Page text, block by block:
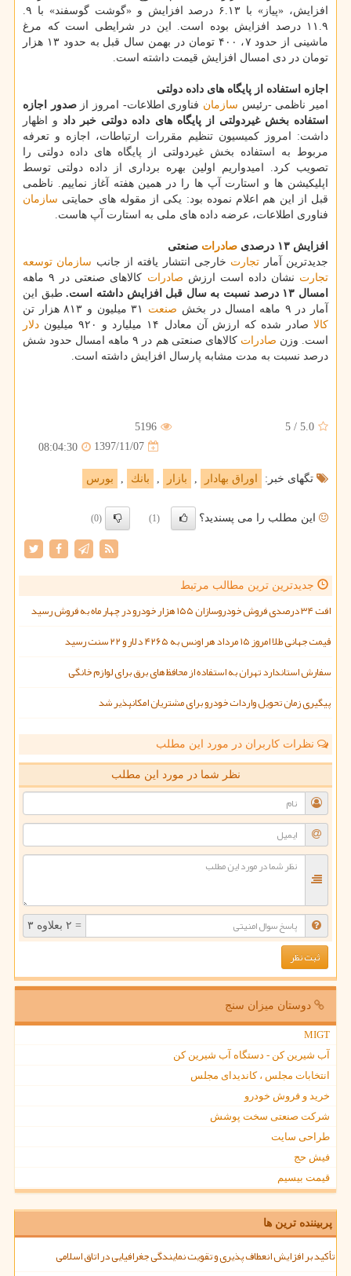
افزایش، «پیاز» با ۶.۱۳ درصد افزایش و «گوشت گوسفند» با ۹.
۱۱.۹ درصد افزایش بوده است. این در شرایطی است كه مرغ
ماشینی از حدود ۷، ۴۰۰ تومان در بهمن سال قبل به حدود ۱۳ هزار
تومان در دی امسال افزایش قیمت داشته است.
اجازه استفاده از پایگاه های داده دولتی
امیر ناظمی -رئیس سازمان فناوری اطلاعات- امروز از صدور اجازه
استفاده بخش غیردولتی از پایگاه های داده دولتی خبر دادو اظهار
داشت: امروز كمیسیون تنظیم مقررات ارتباطات، اجازه و تعرفه
مربوط به استفاده بخش غیردولتی از پایگاه های داده دولتی را
تصویب كرد. امیدواریم اولین بهره برداری از داده دولتی توسط
اپلیكیشن ها و استارت آپ ها را در همین هفته آغاز نماییم. ناظمی
قبل از این هم اعلام نموده بود: یكی از مقوله های حمایتی سازمان
فناوری اطلاعات، عرضه داده های ملی به استارت آپ هاست.
افزایش ۱۳ درصدی صادرات صنعتی
جدیدترین آمار تجارت خارجی انتشار یافته از جانب سازمان توسعه
تجارت نشان داده است ارزش صادرات كالاهای صنعتی در ۹ ماهه
امسال ۱۳ درصد نسبت به سال قبل افزایش داشته است.
طبق این
آمار در ۹ ماهه امسال در بخش
صنعت
كالاصادر شده كه ارزش آن معادل ۱۴ میلیارد و ۹۲۰ میلیون
دلار
است. وزن صادرات
كالاهای صنعتی هم در ۹ ماهه امسال حدود شش
درصد نسبت به مدت مشابه پارسال افزایش داشته است.
5.0
/
5
5196
1397/11/07
08:04:30
تگهای خبر: اوراق بهادار , بازار , بانك , بورس
این مطلب را می پسندید؟ (1)
(0)
جدیدترین ترین مطالب مرتبط
افت ۳۴ درصدی فروش خودروسازان ۱۵۵ هزار خودرو در چهار ماه به فروش رسید
قیمت جهانی طلا امروز ۱۵ مرداد هر اونس به ۴۲۶۵ دلار و ۲۲ سنت رسید
سفارش استاندارد تهران به استفاده از محافظ های برق برای لوازم خانگی
پیگیری زمان تحویل واردات خودرو برای مشتریان امکانپذیر شد
نظرات کاربران در مورد این مطلب
نظر شما در مورد این مطلب
= ۲ بعلاوه ۳
دوستان میزان سنج
MIGT
آب شیرین کن - دستگاه آب شیرین کن
انتخابات مجلس ، کاندیدای مجلس
خرید و فروش خودرو
شرکت صنعتی سخت پوشش
طراحی سایت
فیش حج
قیمت بیسیم
پربیننده ترین ها
تأکید بر افزایش انعطاف پذیری و تقویت نمایندگی جغرافیایی در اتاق اسلامی